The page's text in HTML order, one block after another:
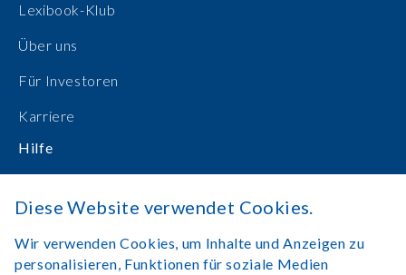
Lexibook-Klub
Über uns
Für Investoren
Karriere
Hilfe
Bedienungsanleitungen
Online einkaufen
Kontakt
Diese Website verwendet Cookies.
Wir verwenden Cookies, um Inhalte und Anzeigen zu
personalisieren, Funktionen für soziale Medien